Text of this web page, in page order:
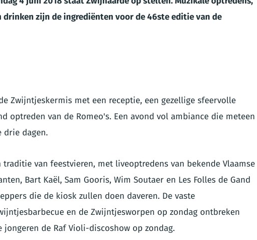
drinken zijn de ingrediënten voor de 46ste editie van de
Zwijntjeskermis met een receptie, een gezellige sfeervolle
optreden van de Romeo's. Een avond vol ambiance die meteen
drie dagen.
van feestvieren, met liveoptredens van bekende Vlaamse
Bart Kaël, Sam Gooris, Wim Soutaer en Les Folles de Gand
die de kiosk zullen doen daveren. De vaste
en de Zwijntjesworpen op zondag ontbreken
de Raf Violi-discoshow op zondag.